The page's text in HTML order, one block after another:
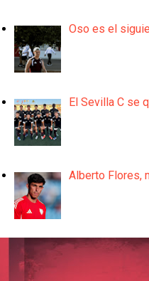
Oso es el
El Sevilla C se
Alberto Flores,